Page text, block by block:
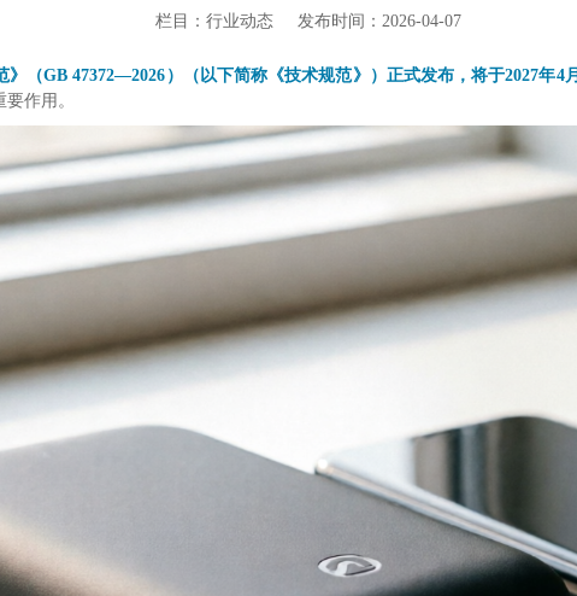
栏目：行业动态 发布时间：2026-04-07
》（GB 47372—2026）（以下简称《技术规范》）正式发布，将于2027年4
作用。